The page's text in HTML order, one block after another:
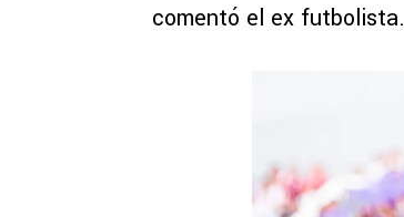
comentó el ex futbolista.